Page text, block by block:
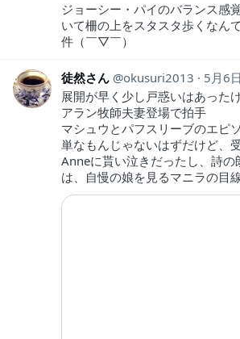
ジョーシー・パイのバランス感
いて柵の上をスタスタ歩くなん
件（￣▽￣）
徒然さん okusuri2013
5月6日
展開が早く少し戸惑いはあった
アラン牧師夫妻登場で拍手
マシュウとパフスリーブのエピ
単なもんじゃないはずだけど、
Anneに貰い泣きだったし、詩
は、自慢の娘を見るマニラの目